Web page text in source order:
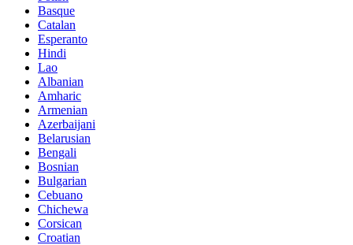
Basque
Catalan
Esperanto
Hindi
Lao
Albanian
Amharic
Armenian
Azerbaijani
Belarusian
Bengali
Bosnian
Bulgarian
Cebuano
Chichewa
Corsican
Croatian